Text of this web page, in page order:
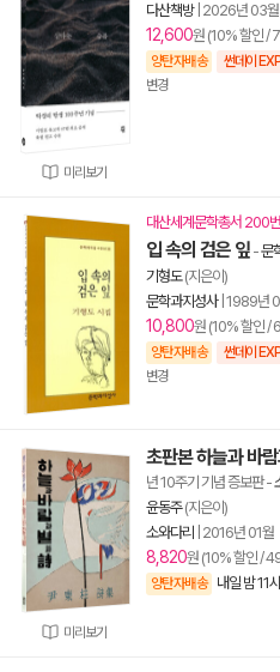
미리보기
다산책방| 2026년 03월
12,600원 (10% 할인 /
양탄자배송 썬데이
변경
대산세계문학총서 200
입 속의 검은 잎 -문
기형도(지은이)
문학과지성사| 1989년
10,800원 (10% 할인 /
양탄자배송 썬데이
변경
미리보기
초판본 하늘과 바
년 10주기 기념 증보판-
윤동주(지은이)
소와다리
2016년 01월
8,820원 (10% 할인 /
양탄자배송 내일 밤 11시